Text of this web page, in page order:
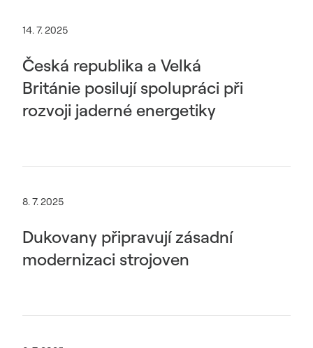
14. 7. 2025
Česká republika a Velká
Británie posilují spolupráci při
rozvoji jaderné energetiky
8. 7. 2025
Dukovany připravují zásadní
modernizaci strojoven